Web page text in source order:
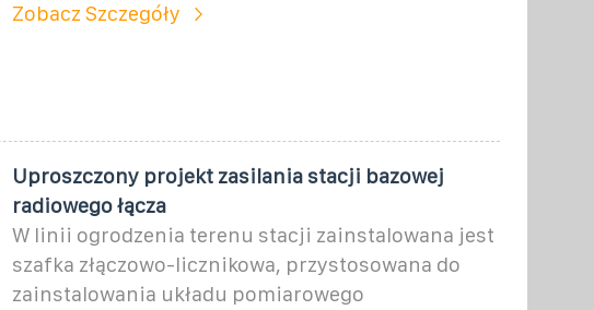
Zobacz Szczegóły
Uproszczony projekt zasilania stacji bazowej
radiowego łącza
W linii ogrodzenia terenu stacji zainstalowana jest
szafka złączowo-licznikowa, przystosowana do
zainstalowania układu pomiarowego